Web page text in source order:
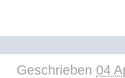
Geschrieben 04